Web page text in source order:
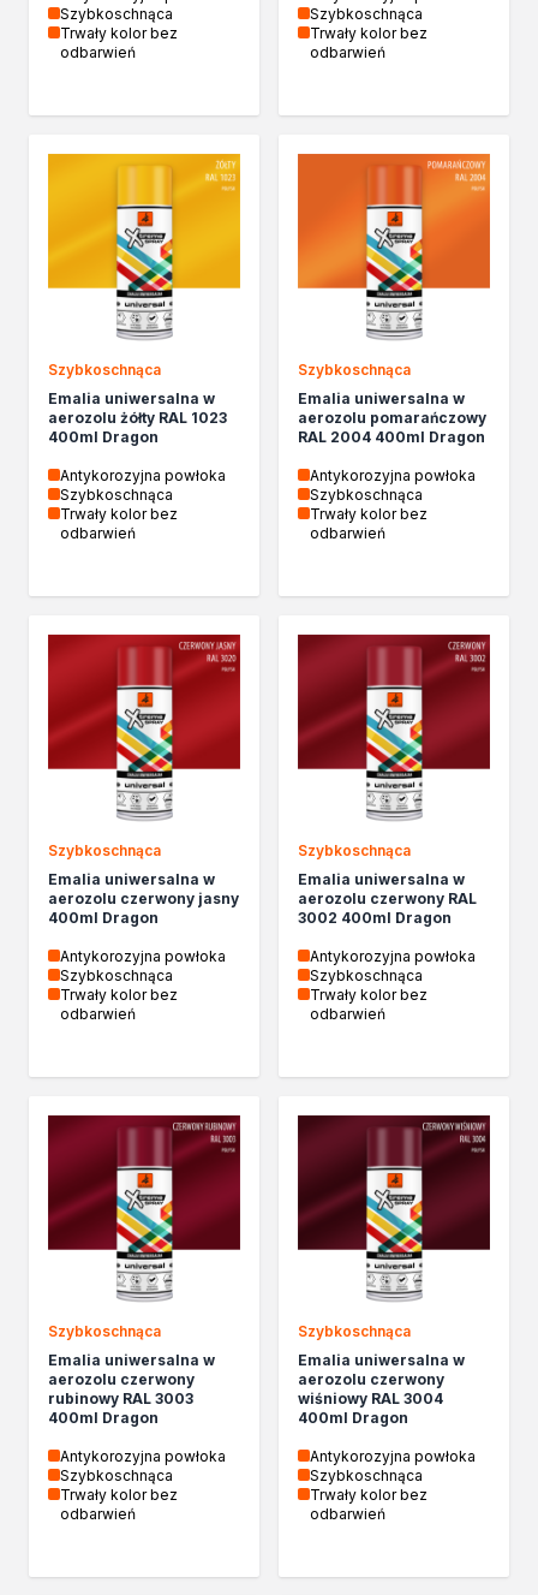
Biopaliwa do biokominków
Akcja Zima
Aktualności
Społeczna odpowiedzialność
Praktyki zawodowe
Znajdź rozwiązanie
Ekspert radzi
Mistrz w 5 krokach
Nowości
Kontakt
Szybkoschnąca
Trwały kolor bez
odbarwień
Szybkoschnąca
Trwały kolor bez
odbarwień
Szybkoschnąca
Emalia uniwersalna w
aerozolu żółty RAL 1023
400ml Dragon
Antykorozyjna powłoka
Szybkoschnąca
Trwały kolor bez
odbarwień
Szybkoschnąca
Emalia uniwersalna w
aerozolu pomarańczowy
RAL 2004 400ml Dragon
Antykorozyjna powłoka
Szybkoschnąca
Trwały kolor bez
odbarwień
Szybkoschnąca
Emalia uniwersalna w
aerozolu czerwony jasny
400ml Dragon
Antykorozyjna powłoka
Szybkoschnąca
Trwały kolor bez
odbarwień
Szybkoschnąca
Emalia uniwersalna w
aerozolu czerwony RAL
3002 400ml Dragon
Antykorozyjna powłoka
Szybkoschnąca
Trwały kolor bez
odbarwień
Szybkoschnąca
Emalia uniwersalna w
aerozolu czerwony
rubinowy RAL 3003
400ml Dragon
Antykorozyjna powłoka
Szybkoschnąca
Trwały kolor bez
odbarwień
Szybkoschnąca
Emalia uniwersalna w
aerozolu czerwony
wiśniowy RAL 3004
400ml Dragon
Antykorozyjna powłoka
Szybkoschnąca
Trwały kolor bez
odbarwień